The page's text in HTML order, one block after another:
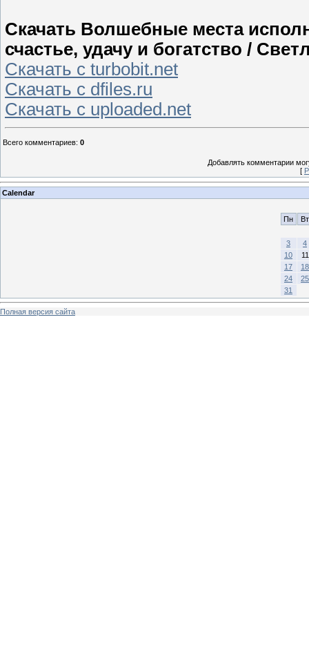
Скачать Волшебные места
счастье, удачу и богатство /
Скачать с turbobit.net
Скачать с dfiles.ru
Скачать с uploaded.net
Всего комментариев: 0
Добавлять комментарии
[
Calendar
Пн Вт
3
4
10
11
17
18
24
25
31
Полная версия сайта